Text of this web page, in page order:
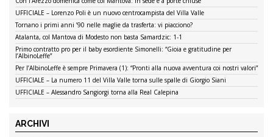
UFFICIALE – Lorenzo Poli è un nuovo centrocampista del Villa Valle
Tornano i primi anni ’90 nelle maglie da trasferta: vi piacciono?
Atalanta, col Mantova di Modesto non basta Samardzic: 1-1
Primo contratto pro per il baby esordiente Simonelli: “Gioia e gratitudine per
l’AlbinoLeffe”
Per l’AlbinoLeffe è sempre Primavera (1): “Pronti alla nuova avventura coi nostri valori”
UFFICIALE – La numero 11 del Villa Valle torna sulle spalle di Giorgio Siani
UFFICIALE – Alessandro Sangiorgi torna alla Real Calepina
ARCHIVI